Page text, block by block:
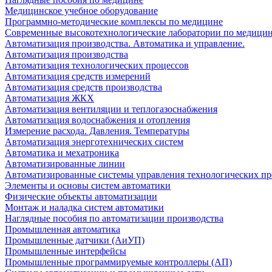
Медицинское учебное оборудование
Программно-методические комплексы по медицине
Современные высокотехнологические лаборатории по
Автоматизация производства. Автоматика и управление.
Автоматизация производства
Автоматизация технологических процессов
Автоматизация средств измерений
Автоматизация средств производства
Автоматизация ЖКХ
Автоматизация вентиляции и теплогазоснабжения
Автоматизация водоснабжения и отопления
Измерение расхода. Давления. Температуры
Автоматизация энерготехнических систем
Автоматика и мехатроника
Автоматизированные линии
Автоматизированные системы управления технологических
Элементы и основы систем автоматики
Физические объекты автоматизации
Монтаж и наладка систем автоматики
Наглядные пособия по автоматизации производства
Промышленная автоматика
Промышленные датчики (АиУП)
Промышленные интерфейсы
Промышленные программируемые контроллеры (АП)